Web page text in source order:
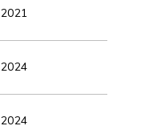
2021
2024
2024